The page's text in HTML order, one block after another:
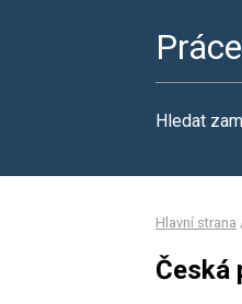
Hledat
Hlavní strana
Česká